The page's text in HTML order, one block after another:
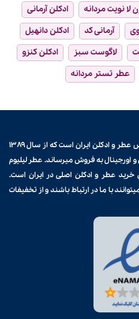
لا نویت مردانه
ادکلن آرمانی
آرمانی کد
ادکلن دانهیل
لاگوست سبز
ادکلن کنزو
عطر تستر مردانه
عطر و ادکلن
ایران است که از سال ۱۳۸۹
اورجینال به فروش میرساند. عطر لیلیوم
خرید عطر و ادکلن اصلی در ایران است.
با ما در ارتباط باشند و از تخفیفات